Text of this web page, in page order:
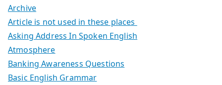
Archive
Article is not used in these places
Asking Address In Spoken English
Atmosphere
Banking Awareness Questions
Basic English Grammar